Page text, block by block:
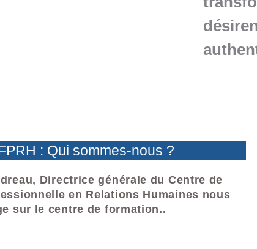
: Qui sommes-nous ?
, Directrice générale du Centre de
en Relations Humaines nous
sur le centre de formation..